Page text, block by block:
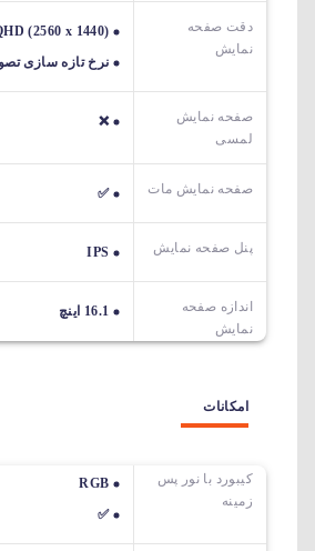
دقت صفحه
نمایش
QHD (2560 x 1440)
نرخ تازه سازی تصویر 165
صفحه نمایش
لمسی
❌
صفحه نمایش مات ✅
پنل صفحه نمایش IPS
اندازه صفحه
نمایش
16.1 اینچ
امکانات
کیبورد با نور پس
زمینه
RGB
✅